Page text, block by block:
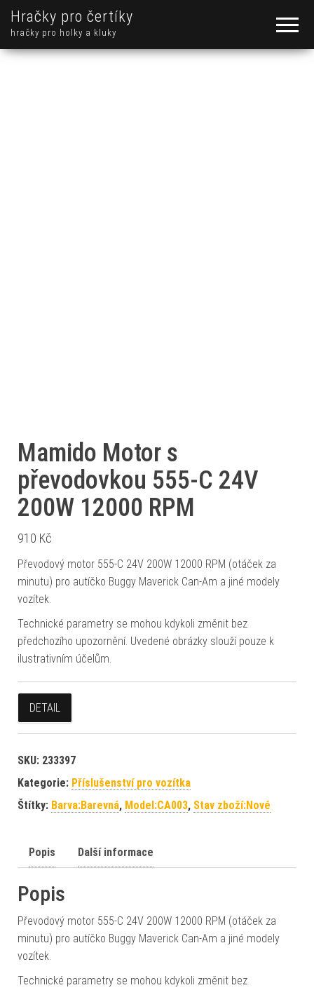
Hračky pro čertíky
hračky pro holky a kluky
Mamido Motor s
převodovkou 555-C 24V
200W 12000 RPM
910 Kč
Převodový motor 555-C 24V 200W 12000 RPM (otáček za
minutu) pro autíčko Buggy Maverick Can-Am a jiné modely
vozítek.
Technické parametry se mohou kdykoli změnit bez
předchozího upozornění. Uvedené obrázky slouží pouze k
ilustrativním účelům.
DETAIL
SKU: 233397
Kategorie: Příslušenství pro vozítka
Štítky: Barva:Barevná, Model:CA003, Stav zboží:Nové
Popis Další informace
Popis
Převodový motor 555-C 24V 200W 12000 RPM (otáček za
minutu) pro autíčko Buggy Maverick Can-Am a jiné modely
vozítek.
Technické parametry se mohou kdykoli změnit bez